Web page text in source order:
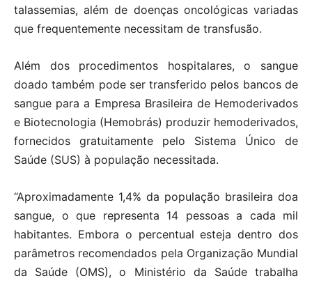
talassemias, além de doenças oncológicas variadas
que frequentemente necessitam de transfusão.
Além dos procedimentos hospitalares, o sangue
doado também pode ser transferido pelos bancos de
sangue para a Empresa Brasileira de Hemoderivados
e Biotecnologia (Hemobrás) produzir hemoderivados,
fornecidos gratuitamente pelo Sistema Único de
Saúde (SUS) à população necessitada.
“Aproximadamente 1,4% da população brasileira doa
sangue, o que representa 14 pessoas a cada mil
habitantes. Embora o percentual esteja dentro dos
parâmetros recomendados pela Organização Mundial
da Saúde (OMS), o Ministério da Saúde trabalha